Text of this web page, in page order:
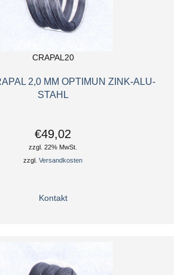
CRAPAL20
2,0 MM OPTIMUN ZINK-ALU-
STAHL
€49,02
zzgl. 22% MwSt.
zzgl.Versandkosten
Kontakt